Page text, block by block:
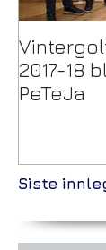
2017-18 ble vunnet av
PeTeJa
Siste